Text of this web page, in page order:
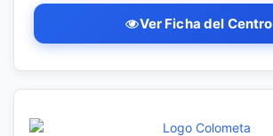
Ver Ficha del Centro